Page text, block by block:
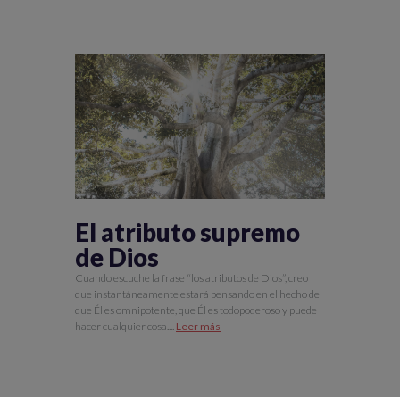
El atributo supremo
de Dios
Cuando escuche la frase “los atributos de Dios”, creo
que instantáneamente estará pensando en el hecho de
que Él es omnipotente, que Él es todopoderoso y puede
hacer cualquier cosa.... Leer más